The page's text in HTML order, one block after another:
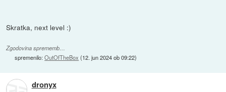
Skratka, next level :)
Zgodovina sprememb…
spremenilo:OutOfTheBox (12. jun 2024 ob 09:22)
dronyx